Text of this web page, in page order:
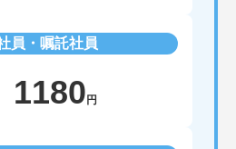
員・嘱託社員
1180 円